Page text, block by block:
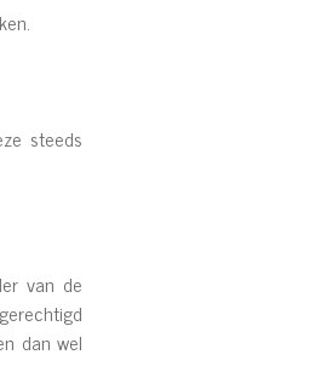
steeds
van de
dan wel